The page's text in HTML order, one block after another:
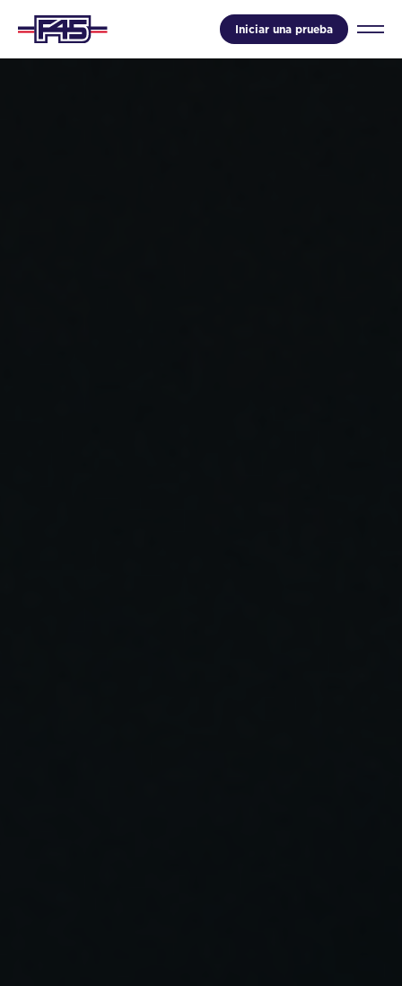
Iniciar una prueba